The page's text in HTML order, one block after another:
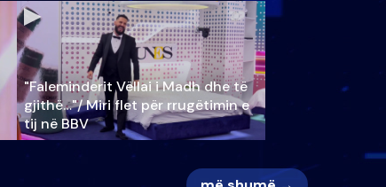
"Faleminderit Vëllai i Madh dhe të
gjithë…"/ Miri flet për rrugëtimin e
tij në BBV